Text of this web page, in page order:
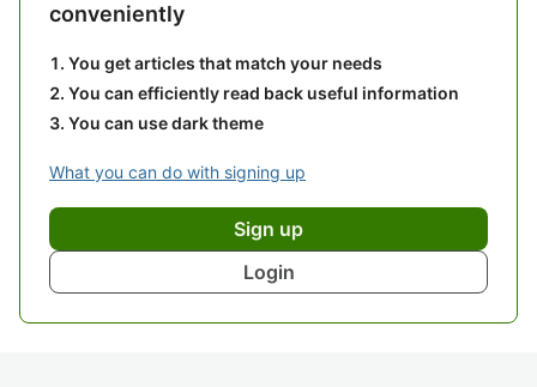
conveniently
You get articles that match your needs
You can efficiently read back useful information
You can use dark theme
What you can do with signing up
Sign up
Login